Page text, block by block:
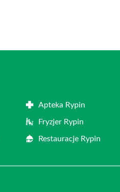
Apteka Rypin
Fryzjer Rypin
Restauracje Rypin